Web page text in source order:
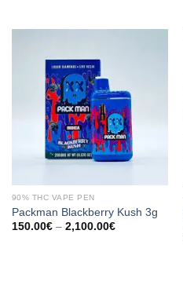
90% THC VAPE PEN
Packman Blackberry Kush 3g
150.00€ – 2,100.00€Preisspanne: